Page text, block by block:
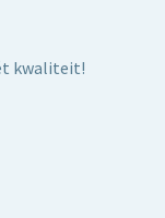
kwaliteit!